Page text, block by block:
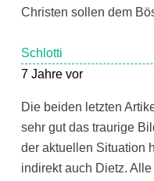
Christen sollen dem
Schlotti
7 Jahre vor
Die beiden letzten
sehr gut das traurige
der aktuellen Situation
indirekt auch Dietz.